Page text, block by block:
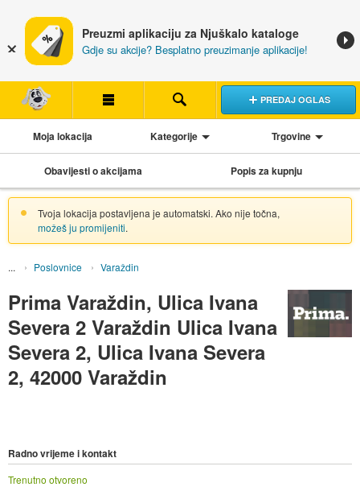
Preuzmi aplikaciju za Njuškalo kataloge
Gdje su akcije? Besplatno preuzimanje aplikacije!
PREDAJ OGLAS
Moja lokacija Kategorije Trgovine
Obavijesti o akcijama Popis za kupnju
Tvoja lokacija postavljena je automatski. Ako nije točna,
možeš ju promijeniti.
Poslovnice Varaždin
Prima Varaždin, Ulica Ivana
Severa 2 Varaždin Ulica Ivana
Severa 2, Ulica Ivana Severa
2, 42000 Varaždin
Radno vrijeme i kontakt
Trenutno otvoreno